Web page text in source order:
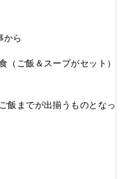
から
（ご飯＆スープがセット）
飯までが出揃うものとなっ